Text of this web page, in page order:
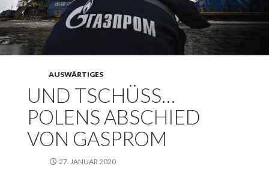
AUSWÄRTIGES
UND TSCHÜSS…
POLENS ABSCHIED
VON GASPROM
27. JANUAR 2020